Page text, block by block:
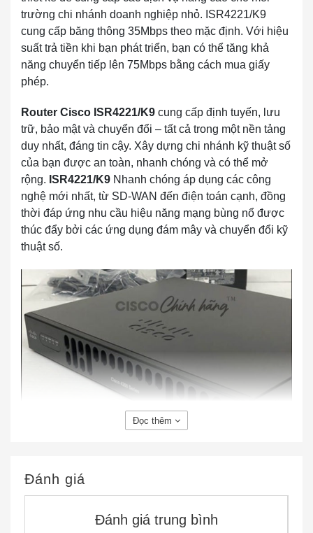
trường chi nhánh doanh nghiệp nhỏ. ISR4221/K9
cung cấp băng thông 35Mbps theo mặc định. Với hiệu
suất trả tiền khi bạn phát triển, bạn có thể tăng khả
năng chuyển tiếp lên 75Mbps bằng cách mua giấy
phép.
Router Cisco ISR4221/K9 cung cấp định tuyến, lưu
trữ, bảo mật và chuyển đổi – tất cả trong một nền tảng
duy nhất, đáng tin cậy. Xây dựng chi nhánh kỹ thuật số
của bạn được an toàn, nhanh chóng và có thể mở
rộng. ISR4221/K9 Nhanh chóng áp dụng các công
nghệ mới nhất, từ SD-WAN đến điện toán cạnh, đồng
thời đáp ứng nhu cầu hiệu năng mạng bùng nổ được
thúc đẩy bởi các ứng dụng đám mây và chuyển đổi kỹ
thuật số.
ISR4221/K9 Cisco ISR 4221 (2GE,2NIM,8G
FLASH,4G DRAM,IPB)
Đọc thêm
Đánh giá
Đánh giá trung bình